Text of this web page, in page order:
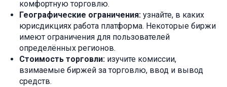
комфортную торговлю.
Географические ограничения: узнайте, в каких
юрисдикциях работа платформа. Некоторые биржи
имеют ограничения для пользователей
определённых регионов.
Стоимость торговли: изучите комиссии,
взимаемые биржей за торговлю, ввод и вывод
средств.